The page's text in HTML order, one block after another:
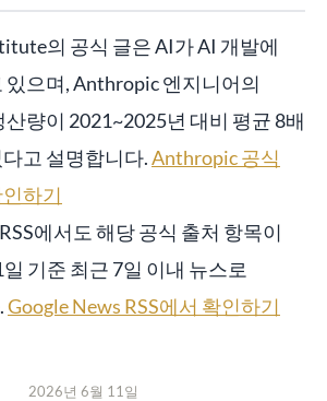
의 공식 글은 AI가 AI 개발에
있으며, Anthropic 엔지니어의
산량이 2021~2025년 대비 평균 8배
고 설명합니다.Anthropic 공식
하기
에서도 해당 공식 출처 항목이
기준 최근 7일 이내 뉴스로
Google News RSS에서 확인하기
2026년 6월 11일